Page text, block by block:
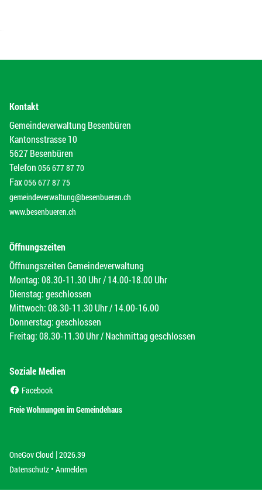
Kontakt
Gemeindeverwaltung Besenbüren
Kantonsstrasse 10
5627 Besenbüren
Telefon 056 677 87 70
Fax056 677 87 75
gemeindeverwaltung@besenbueren.ch
www.besenbueren.ch
Öffnungszeiten
Öffnungszeiten Gemeindeverwaltung
Montag: 08.30-11.30 Uhr / 14.00-18.00 Uhr
Dienstag: geschlossen
Mittwoch: 08.30-11.30 Uhr / 14.00-16.00
Donnerstag: geschlossen
Freitag: 08.30-11.30 Uhr / Nachmittag geschlossen
Soziale Medien
Facebook
Freie Wohnungen im Gemeindehaus
OneGov Cloud (External Link)
|2026.39
Datenschutz (External Link)
Anmelden